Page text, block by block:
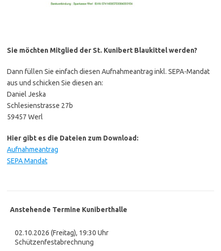
Sie möchten Mitglied der St. Kunibert Blaukittel werden?
Dann füllen Sie einfach diesen Aufnahmeantrag inkl. SEPA-Mandat
aus und schicken Sie diesen an:
Daniel Jeska
Schlesienstrasse 27b
59457 Werl
Hier gibt es die Dateien zum Download:
Aufnahmeantrag
SEPA Mandat
Anstehende Termine Kuniberthalle
02.10.2026 (Freitag), 19:30 Uhr
Schützenfestabrechnung